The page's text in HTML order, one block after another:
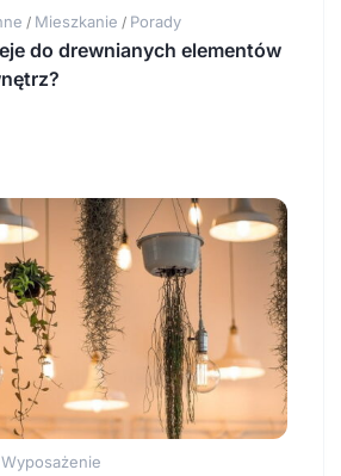
/ Mieszkanie / Porady
do drewnianych elementów
Wyposażenie